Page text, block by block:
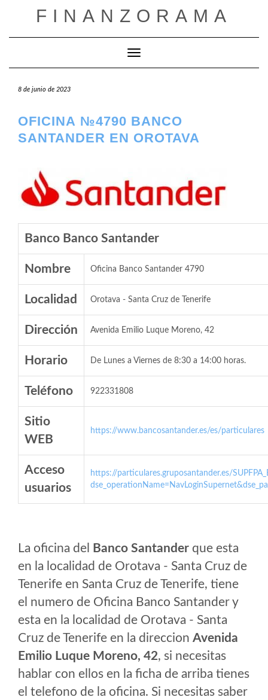
FINANZORAMA
Cambiar modo de navegación
8 de junio de 2023
OFICINA №4790 BANCO
SANTANDER EN OROTAVA
Banco Banco Santander
Nombre Oficina Banco Santander 4790
Localidad Orotava - Santa Cruz de Tenerife
Dirección Avenida Emilio Luque Moreno, 42
Horario De Lunes a Viernes de 8:30 a 14:00 horas.
Teléfono 922331808
Sitio
WEB
https://www.bancosantander.es/es/particulares
Acceso
usuarios
https://particulares.gruposantander.es/
La oficina del Banco Santander que esta
en la localidad de Orotava - Santa Cruz de
Tenerife en Santa Cruz de Tenerife, tiene
el numero de Oficina Banco Santander y
esta en la localidad de Orotava - Santa
Cruz de Tenerife en la direccion Avenida
Emilio Luque Moreno, 42, si necesitas
hablar con ellos en la ficha de arriba tienes
el telefono de la oficina. Si necesitas saber